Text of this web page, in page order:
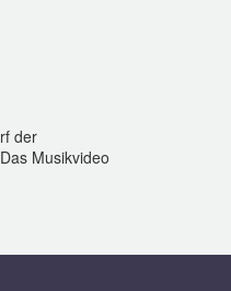
der
Musikvideo